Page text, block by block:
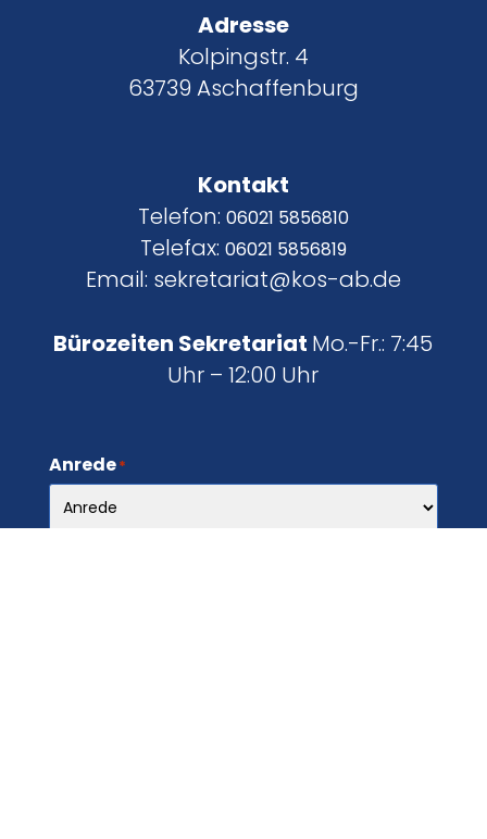
Adresse
Kolpingstr. 4
63739 Aschaffenburg
Kontakt
Telefon: 06021 5856810
Telefax: 06021 5856819
Email: sekretariat@kos-ab.de
Bürozeiten Sekretariat Mo.-Fr.: 7:45
Uhr – 12:00 Uhr
Anrede*